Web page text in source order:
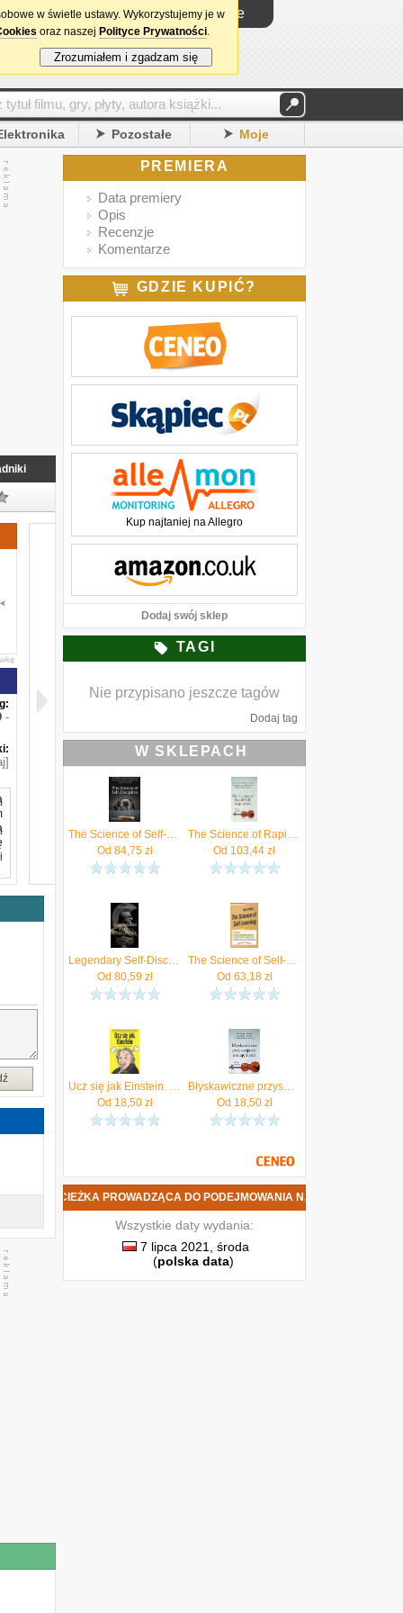
Logowanie
Pozostałe Moje
-
PREMIERA
Data premiery
Opis
Recenzje
Komentarze
GDZIE KUPIĆ?
Kup najtaniej na Allegro
Dodaj swój sklep
TAGI
Nie przypisano jeszcze tagów
Dodaj tag
W SKLEPACH
The Science of Self-Discipline
Od 84,75zł
The Science of Rapid Skill Acquisition
Od 103,44 zł
Legendary Self-Discipline (Hollins Peter)
Od 80,59 zł
The Science of Self-Learning (Hollins Peter)
Od 63,18zł
Ucz się jak Einstein. Jak zapamiętywać więcej, czytać szybciej i z łatwością zdobywać nowe umiejętności mobi,epub,pdf Peter Hollins
Od 18,50zł
Błyskawiczne przyswajanie umiejętności. Naukowe metody zapamiętywania i doskonalenia wiedzy
Od 18,50zł
DO PODEJMOWANIA NAJLEPSZYCH DECYZJI I SZYBKIEGO
Wszystkie daty wydania:
7 lipca 2021, środa
(polska data)
w świetle ustawy. Wykorzystujemy je w
oraz naszej Polityce Prywatności.
Zrozumiałem i zgadzam się